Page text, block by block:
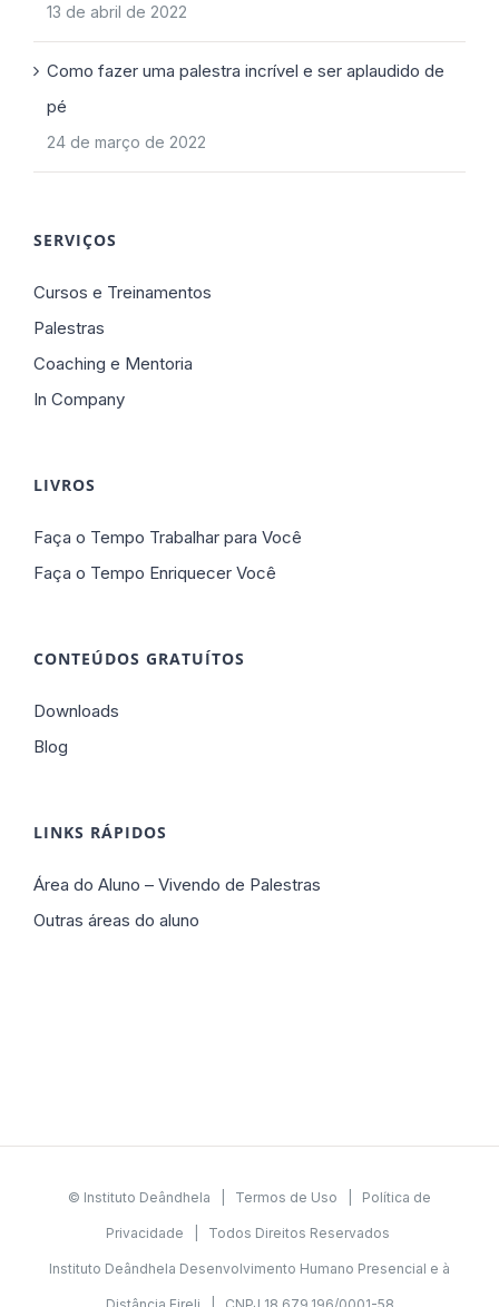
13 de abril de 2022
Como fazer uma palestra incrível e ser aplaudido de
pé
24 de março de 2022
SERVIÇOS
Cursos e Treinamentos
Palestras
Coaching e Mentoria
In Company
LIVROS
Faça o Tempo Trabalhar para Você
Faça o Tempo Enriquecer Você
CONTEÚDOS GRATUÍTOS
Downloads
Blog
LINKS RÁPIDOS
Área do Aluno – Vivendo de Palestras
Outras áreas do aluno
© Instituto Deândhela | Termos de Uso Política de
Privacidade | Todos Direitos Reservados
Instituto Deândhela Desenvolvimento Humano Presencial e à